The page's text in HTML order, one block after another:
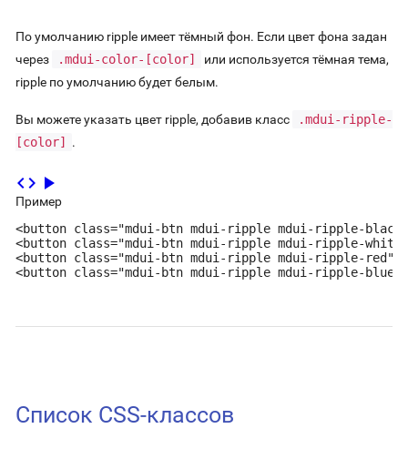
По умолчанию ripple имеет тёмный фон. Если цвет фона задан
через
.mdui-color-[color]
или используется тёмная тема,
ripple по умолчанию будет белым.
Вы можете указать цвет ripple, добавив класс
.mdui-ripple-
[color]
.
code play_arrow
Пример
<button class="mdui-btn mdui-ripple mdui-ripple-black
<button class="mdui-btn mdui-ripple mdui-ripple-white
<button class="mdui-btn mdui-ripple mdui-ripple-
<button class="mdui-btn mdui-ripple mdui-ripple-
Список CSS-классов